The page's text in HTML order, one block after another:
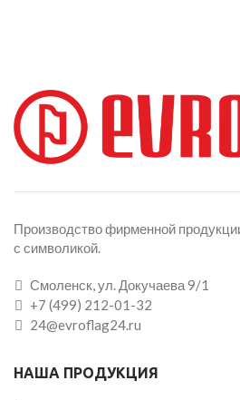
Производство фирменной
с символикой.
Смоленск, ул. Докучаева 9/1
+7 (499) 212-01-32
24@evroflag24.ru
НАША ПРОДУКЦИЯ